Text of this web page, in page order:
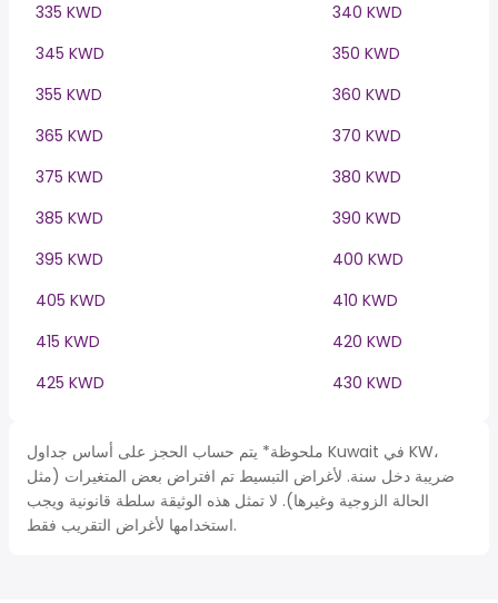
335 KWD
340 KWD
345 KWD
350 KWD
355 KWD
360 KWD
365 KWD
370 KWD
375 KWD
380 KWD
385 KWD
390 KWD
395 KWD
400 KWD
405 KWD
410 KWD
415 KWD
420 KWD
425 KWD
430 KWD
ملحوظة* يتم حساب الحجز على أساس جداول Kuwait في KW،
ضريبة دخل سنة. لأغراض التبسيط تم افتراض بعض المتغيرات (مثل
الحالة الزوجية وغيرها). لا تمثل هذه الوثيقة سلطة قانونية ويجب
استخدامها لأغراض التقريب فقط.